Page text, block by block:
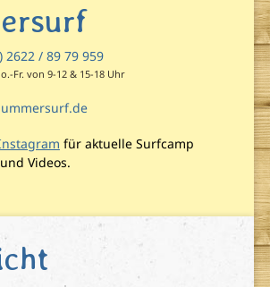
2622 / 89 79 959
Fr. von 9-12 & 15-18 Uhr
für aktuelle Surfcamp
Videos.